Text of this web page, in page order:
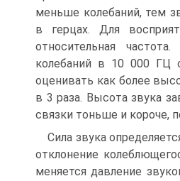
меньше колебаний, тем
в герцах. Для
относительная
колебаний в 10 000 ГЦ
оценивать как более
в 3 раза. Высота звука
связки тоньше и короче,
Сила звука
отклонение
меняется давление